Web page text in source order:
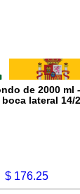
de 2000 ml
lateral 14/
$ 176.25